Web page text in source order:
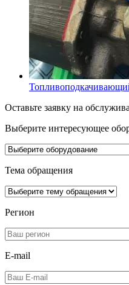
Оставьте заявку на
Выберите интересующее
Тема обращения
Регион
E-mail